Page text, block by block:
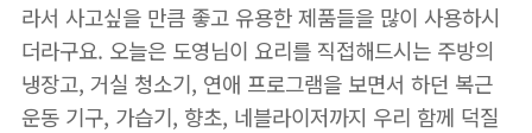
라서 사고싶을 만큼 좋고 유용한 제품들을 많이 사용하시
더라구요. 오늘은 도영님이 요리를 직접해드시는 주방의
냉장고, 거실 청소기, 연애 프로그램을 보면서 하던 복근
운동 기구, 가습기, 향초, 네블라이저까지 우리 함께 덕질